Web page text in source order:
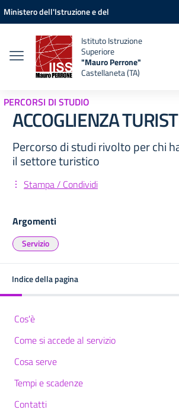
Vai ai contenuti
Vai al menu di navigazione
Vai al footer
Ministero dell'Istruzione e del
Istituto Istruzione
Superiore
"Mauro Perrone"
Castellaneta (TA)
PERCORSI DI STUDIO
ACCOGLIENZA
Percorso di studi rivolto per chi
il settore turistico
Stampa / Condividi
Argomenti
Servizio
Indice della pagina
Cos'è
Come si accede al servizio
Cosa serve
Tempi e scadenze
Contatti